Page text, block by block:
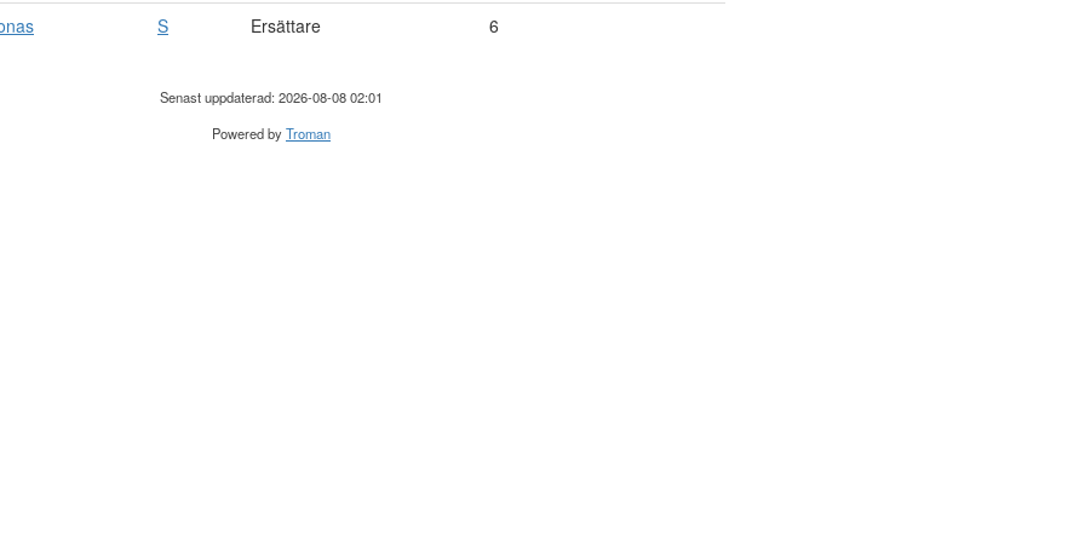
S Ersättare 6
Senast uppdaterad: 2026-08-08 02:01
Powered byTroman